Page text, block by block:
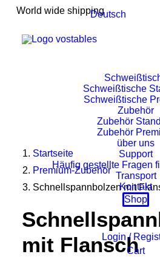
World wide shippingDeutsch
Schweißtische
Schweißtische
Zubehör
Zubehör
Zubehör
über uns
Support
Häufig gestellte Fragen
Transport
Kontakt
Shop
Login /
Cart
Startseite
Premium-Zubehör
Schnellspannbolzen mit
mit Flansch